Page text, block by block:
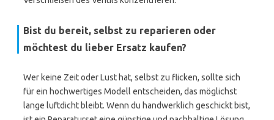
Bist du bereit, selbst zu reparieren oder
möchtest du lieber Ersatz kaufen?
Wer keine Zeit oder Lust hat, selbst zu flicken, sollte sich
für ein hochwertiges Modell entscheiden, das möglichst
lange luftdicht bleibt. Wenn du handwerklich geschickt bist,